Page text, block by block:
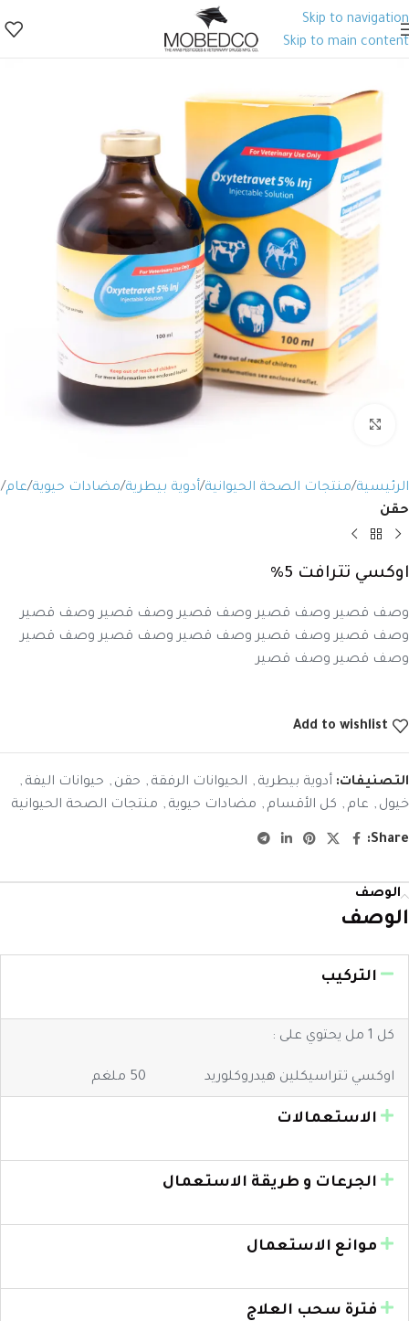
Skip to navigation
Skip to main content
الرئيسية منتجات الصحة الحيوانية أدوية بيطرية مضادات حيوية عام
حقن
اوكسي تترافت 5%
وصف قصير وصف قصير وصف قصير وصف قصير وصف قصير
وصف قصير وصف قصير وصف قصير وصف قصير وصف قصير
وصف قصير وصف قصير
Add to wishlist
التصنيفات: أدوية بيطرية , الحيوانات الرفقة , حقن , حيوانات اليفة ,
خيول , عام , كل الأقسام , مضادات حيوية , منتجات الصحة الحيوانية
Share:
الوصف
الوصف
التركيب
كل 1 مل يحتوي على :
اوكسي تتراسيكلين هيدروكلوريد 50 ملغم
الاستعمالات
الجرعات و طريقة الاستعمال
موانع الاستعمال
فترة سحب العلاج